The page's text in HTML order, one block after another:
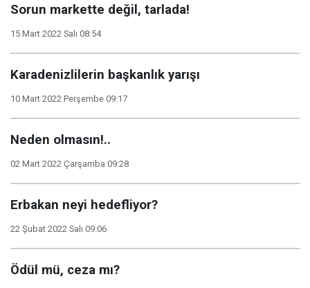
Sorun markette değil, tarlada!
15 Mart 2022 Salı 08:54
Karadenizlilerin başkanlık yarışı
10 Mart 2022 Perşembe 09:17
Neden olmasın!..
02 Mart 2022 Çarşamba 09:28
Erbakan neyi hedefliyor?
22 Şubat 2022 Salı 09:06
Ödül mü, ceza mı?